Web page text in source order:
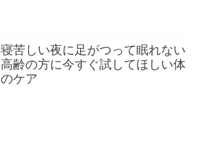
寝苦しい夜に足がつって眠れない
高齢の方に今すぐ試してほしい体
のケア